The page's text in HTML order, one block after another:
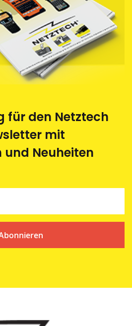
und die Rohstoffe der
Eine saubere und
für den Netztech
mit
und Neuheiten